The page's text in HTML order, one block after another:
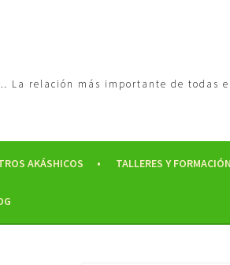
La relación más importante de todas
AKÁSHICOS TALLERES Y FORMACIÓN